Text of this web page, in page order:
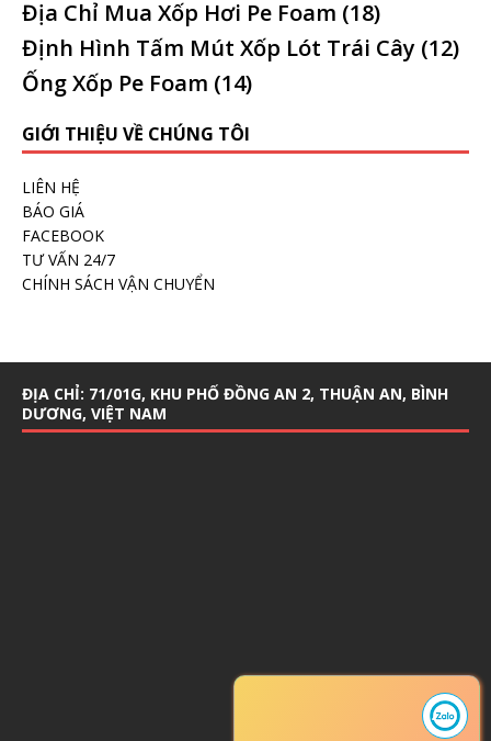
Địa Chỉ Mua Xốp Hơi Pe Foam (18)
Định Hình Tấm Mút Xốp Lót Trái Cây (12)
Ống Xốp Pe Foam (14)
GIỚI THIỆU VỀ CHÚNG TÔI
LIÊN HỆ
BÁO GIÁ
FACEBOOK
TƯ VẤN 24/7
CHÍNH SÁCH VẬN CHUYỂN
ĐỊA CHỈ: 71/01G, KHU PHỐ ĐỒNG AN 2, THUẬN AN, BÌNH
DƯƠNG, VIỆT NAM